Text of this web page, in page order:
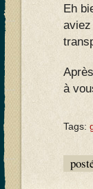
Eh
à
Tags: